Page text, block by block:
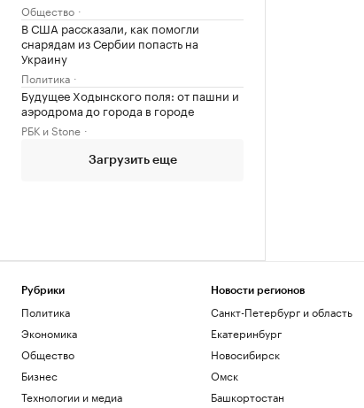
Общество
В США рассказали, как помогли
снарядам из Сербии попасть на
Украину
Политика
Будущее Ходынского поля: от пашни и
аэродрома до города в городе
РБК и Stone
Загрузить еще
Рубрики
Политика
Экономика
Общество
Бизнес
Технологии и медиа
Новости регионов
Санкт-Петербург и область
Екатеринбург
Новосибирск
Омск
Башкортостан